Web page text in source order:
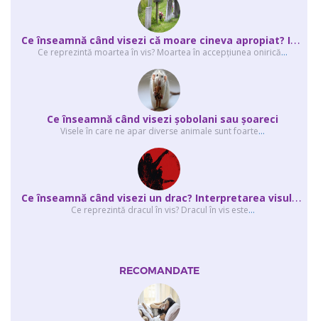
C
e înseamnă când visezi că moare cineva apropiat? Interpretarea visului în ...
Ce reprezintă moartea în vis? Moartea în accepţiunea onirică...
Ce înseamnă când visezi şobolani sau şoareci
Visele în care ne apar diverse animale sunt foarte...
C
e înseamnă când visezi un drac? Interpretarea visului în care apar unul sau...
Ce reprezintă dracul în vis? Dracul în vis este...
RECOMANDATE